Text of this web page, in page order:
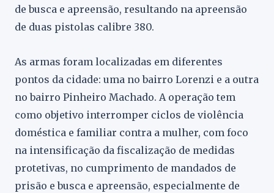
de busca e apreensão, resultando na apreensão
de duas pistolas calibre 380.
As armas foram localizadas em diferentes
pontos da cidade: uma no bairro Lorenzi e a outra
no bairro Pinheiro Machado. A operação tem
como objetivo interromper ciclos de violência
doméstica e familiar contra a mulher, com foco
na intensificação da fiscalização de medidas
protetivas, no cumprimento de mandados de
prisão e busca e apreensão, especialmente de